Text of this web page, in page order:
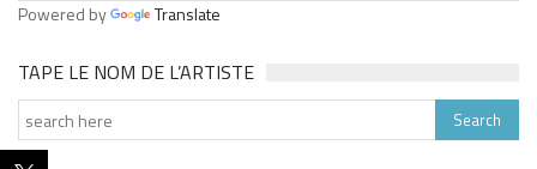
Powered by Translate
TAPE LE NOM DE L’ARTISTE